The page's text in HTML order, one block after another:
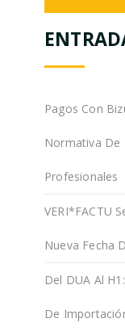
Pagos Con
Normativa De
Profesionales
VERI*FACTU
Nueva Fecha
Del DUA Al
De